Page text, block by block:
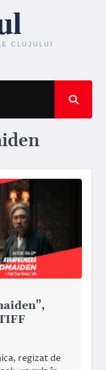
regizat de